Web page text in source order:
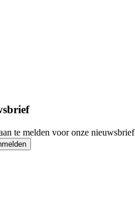
te melden voor onze nieuwsbrief